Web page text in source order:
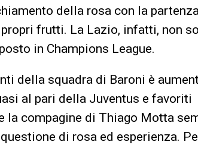
della rosa con la
frutti. La Lazio, infatti, non
in Champions League.
della squadra di Baroni è
al pari della Juventus e favoriti
la compagine di Thiago Motta
di rosa ed esperienza.